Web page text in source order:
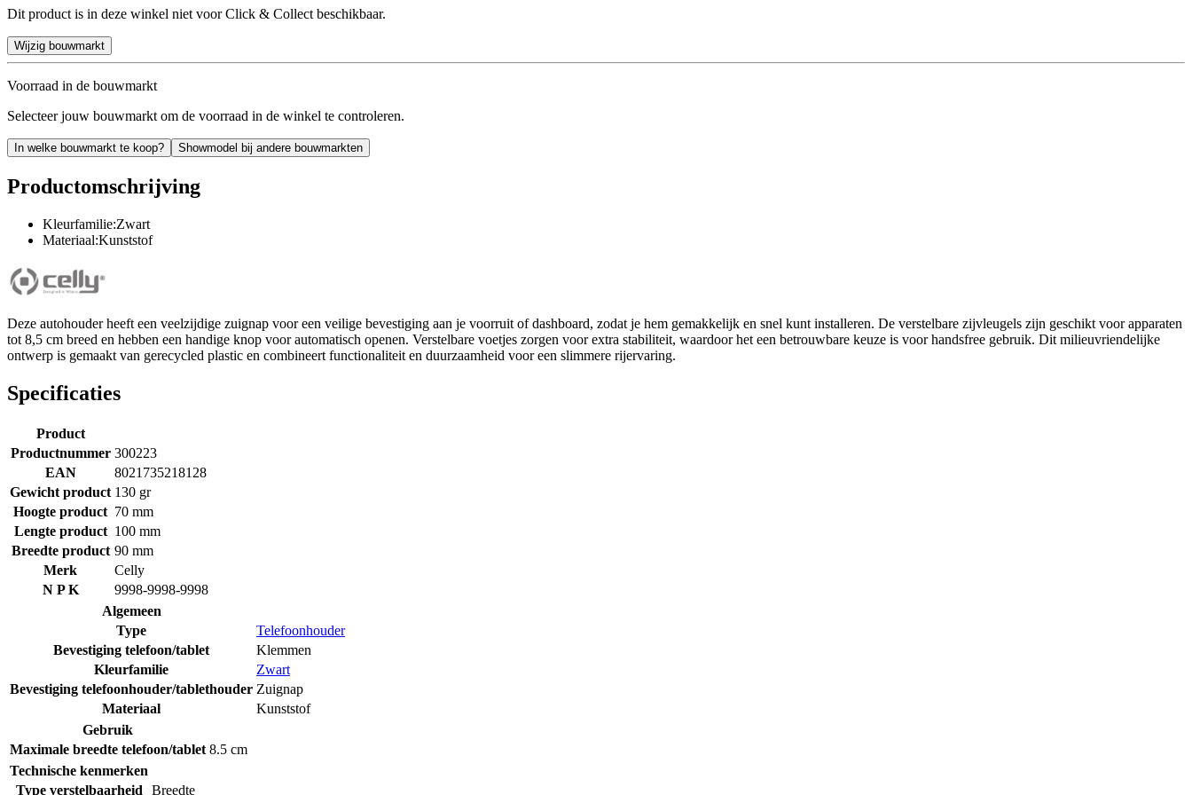
Dit product is in deze winkel niet voor Click & Collect beschikbaar.
Wijzig bouwmarkt
Voorraad in de bouwmarkt
Selecteer jouw bouwmarkt om de voorraad in de winkel te controleren.
In welke bouwmarkt te koop? Showmodel bij andere bouwmarkten
Productomschrijving
Kleurfamilie:Zwart
Materiaal:Kunststof
Deze autohouder heeft een veelzijdige zuignap voor een veilige bevestiging aan je voorruit of dashboard, zodat je hem gemakkelijk en snel kunt installeren. De verstelbare zijvleugels zijn geschikt voor apparaten
tot 8,5 cm breed en hebben een handige knop voor automatisch openen. Verstelbare voetjes zorgen voor extra stabiliteit, waardoor het een betrouwbare keuze is voor handsfree gebruik. Dit milieuvriendelijke
ontwerp is gemaakt van gerecycled plastic en combineert functionaliteit en duurzaamheid voor een slimmere rijervaring.
Specificaties
Product
Productnummer 300223
EAN
8021735218128
Gewicht product 130 gr
Hoogte product 70 mm
Lengte product 100 mm
Breedte product 90 mm
Merk
Celly
N P K
9998-9998-9998
Algemeen
Type
Telefoonhouder
Bevestiging telefoon/tablet
Klemmen
Kleurfamilie
Zwart
Bevestiging telefoonhouder/tablethouder Zuignap
Materiaal
Kunststof
Gebruik
Maximale breedte telefoon/tablet 8.5 cm
Technische kenmerken
Type verstelbaarheid
Breedte